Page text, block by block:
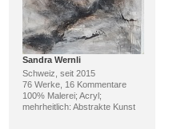
Sandra Wernli
Schweiz, seit 2015
76 Werke, 16 Kommentare
100% Malerei; Acryl;
mehrheitlich: Abstrakte Kunst